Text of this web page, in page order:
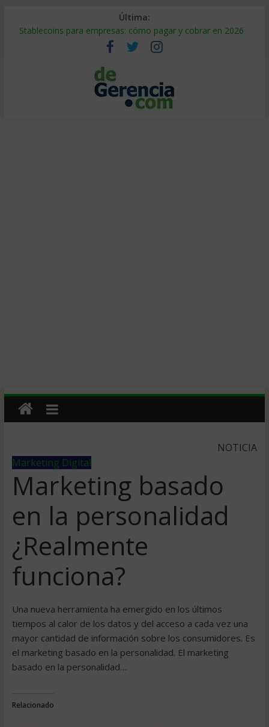
Última:
Stablecoins para empresas: cómo pagar y cobrar en 2026
Despido silencioso: qué es y por qué sale tan caro
IA en selección de personal: cómo auditarla a tiempo
Trabajo forzoso en la cadena de suministro: qué hacer
Mercado hispano de EE. UU.: cómo segmentarlo y venderle
NOTICIA
Marketing Digital
Marketing basado
en la personalidad
¿Realmente
funciona?
Una nueva herramienta ha emergido en los últimos
tiempos al calor de los datos y del acceso a cada vez una
mayor cantidad de información sobre los consumidores. Es
el marketing basado en la personalidad. El marketing
basado en la personalidad…
Relacionado